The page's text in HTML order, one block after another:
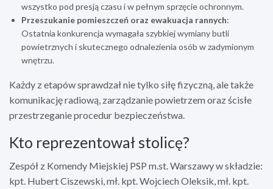
wszystko pod presją czasu i w pełnym sprzęcie ochronnym.
Przeszukanie pomieszczeń oraz ewakuacja rannych:
Ostatnia konkurencja wymagała szybkiej wymiany butli
powietrznych i skutecznego odnalezienia osób w zadymionym
wnętrzu.
Każdy z etapów sprawdzał nie tylko siłę fizyczną, ale także
komunikację radiową, zarządzanie powietrzem oraz ścisłe
przestrzeganie procedur bezpieczeństwa.
Kto reprezentował stolicę?
Zespół z Komendy Miejskiej PSP m.st. Warszawy w składzie:
kpt. Hubert Ciszewski, mł. kpt. Wojciech Oleksik, mł. kpt.